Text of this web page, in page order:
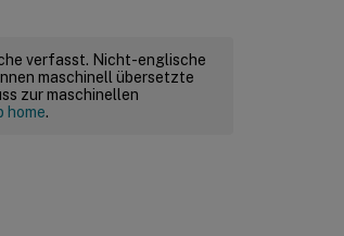
verfasst. Nicht-englische
maschinell übersetzte
zur maschinellen
home.